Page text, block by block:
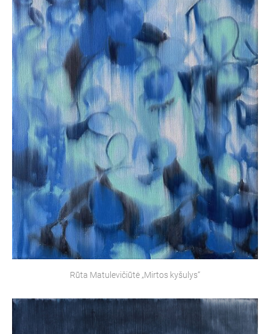
Rūta Matulevičiūtė „Mirtos kyšulys“